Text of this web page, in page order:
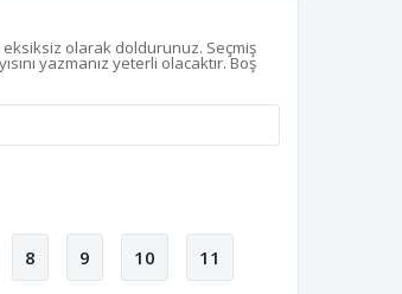
olarak doldurunuz. Seçmiş
yazmanız yeterli olacaktır. Boş
8 9 10 11